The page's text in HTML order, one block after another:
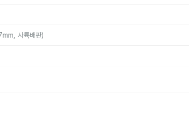
사륙배판)